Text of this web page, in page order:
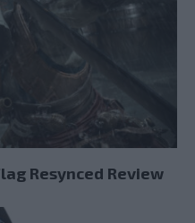
Resynced Review